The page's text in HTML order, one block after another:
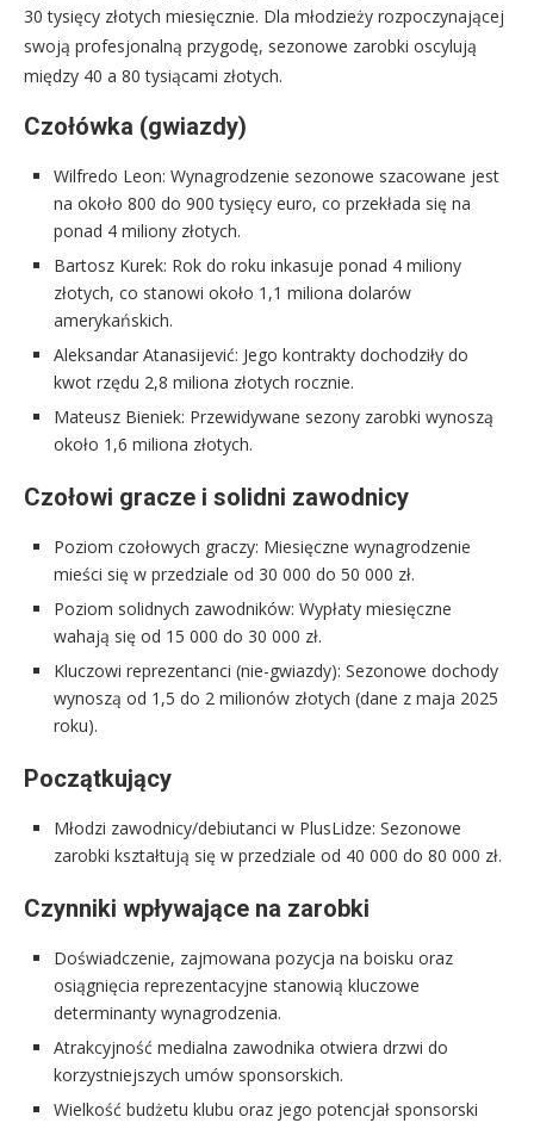
30 tysięcy złotych miesięcznie. Dla młodzieży rozpoczynającej
swoją profesjonalną przygodę, sezonowe zarobki oscylują
między 40 a 80 tysiącami złotych.
Czołówka (gwiazdy)
Wilfredo Leon: Wynagrodzenie sezonowe szacowane jest
na około 800 do 900 tysięcy euro, co przekłada się na
ponad 4 miliony złotych.
Bartosz Kurek: Rok do roku inkasuje ponad 4 miliony
złotych, co stanowi około 1,1 miliona dolarów
amerykańskich.
Aleksandar Atanasijević: Jego kontrakty dochodziły do
kwot rzędu 2,8 miliona złotych rocznie.
Mateusz Bieniek: Przewidywane sezony zarobki wynoszą
około 1,6 miliona złotych.
Czołowi gracze i solidni zawodnicy
Poziom czołowych graczy: Miesięczne wynagrodzenie
mieści się w przedziale od 30 000 do 50 000 zł.
Poziom solidnych zawodników: Wypłaty miesięczne
wahają się od 15 000 do 30 000 zł.
Kluczowi reprezentanci (nie-gwiazdy): Sezonowe dochody
wynoszą od 1,5 do 2 milionów złotych (dane z maja 2025
roku).
Początkujący
Młodzi zawodnicy/debiutanci w PlusLidze: Sezonowe
zarobki kształtują się w przedziale od 40 000 do 80 000 zł.
Czynniki wpływające na zarobki
Doświadczenie, zajmowana pozycja na boisku oraz
osiągnięcia reprezentacyjne stanowią kluczowe
determinanty wynagrodzenia.
Atrakcyjność medialna zawodnika otwiera drzwi do
korzystniejszych umów sponsorskich.
Wielkość budżetu klubu oraz jego potencjał sponsorski